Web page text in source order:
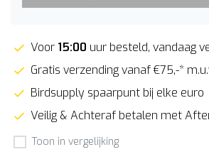
Voor 15:00 uur besteld, vandaag
Gratis verzending vanaf €75,-*
Birdsupply spaarpunt bij elke euro
Veilig & Achteraf betalen met
Toon in vergelijking